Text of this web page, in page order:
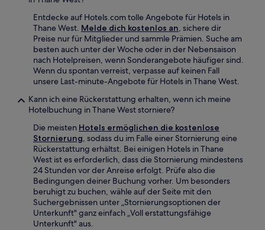
Entdecke auf Hotels.com tolle Angebote für Hotels in
Thane West. Melde dich kostenlos an, sichere dir
Preise nur für Mitglieder und sammle Prämien. Suche am
besten auch unter der Woche oder in der Nebensaison
nach Hotelpreisen, wenn Sonderangebote häufiger sind.
Wenn du spontan verreist, verpasse auf keinen Fall
unsere Last-minute-Angebote für Hotels in Thane West.
Kann ich eine Rückerstattung erhalten, wenn ich meine
Hotelbuchung in Thane West storniere?
Die meisten Hotels ermöglichen die kostenlose
Stornierung, sodass du im Falle einer Stornierung eine
Rückerstattung erhältst. Bei einigen Hotels in Thane
West ist es erforderlich, dass die Stornierung mindestens
24 Stunden vor der Anreise erfolgt. Prüfe also die
Bedingungen deiner Buchung vorher. Um besonders
beruhigt zu buchen, wähle auf der Seite mit den
Suchergebnissen unter „Stornierungsoptionen der
Unterkunft" ganz einfach „Voll erstattungsfähige
Unterkunft" aus.